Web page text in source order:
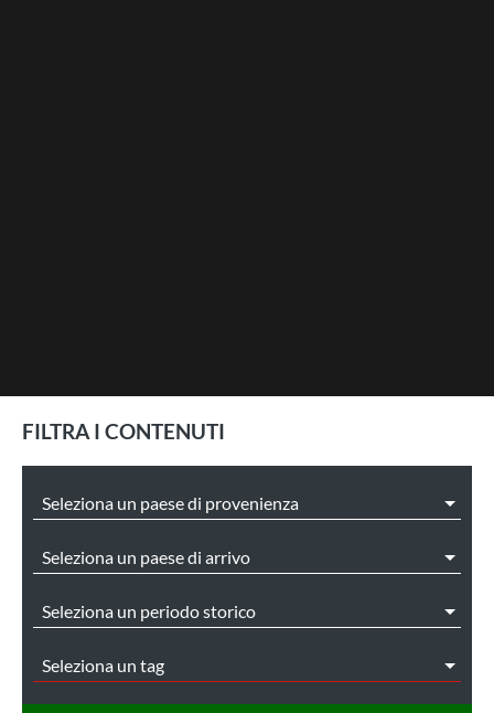
FILTRA I CONTENUTI
Seleziona un paese di provenienza
Seleziona un paese di arrivo
Seleziona un periodo storico
Seleziona un tag